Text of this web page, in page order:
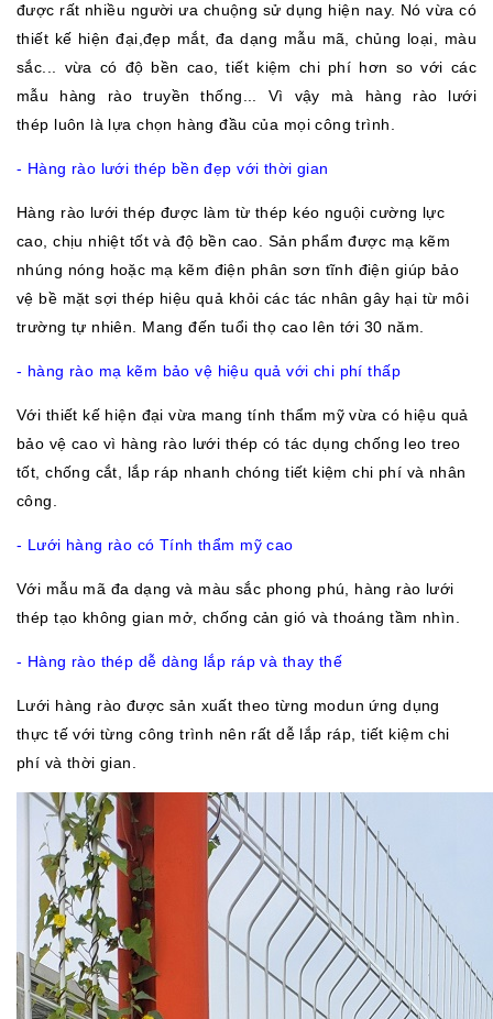
được rất nhiều người ưa chuộng sử dụng hiện nay. Nó vừa có
thiết kế hiện đại,đẹp mắt, đa dạng mẫu mã, chủng loại, màu
sắc... vừa có độ bền cao, tiết kiệm chi phí hơn so với các
mẫu hàng rào truyền thống... Vì vậy mà hàng rào lưới
thép luôn là lựa chọn hàng đầu của mọi công trình.
- Hàng rào lưới thép bền đẹp với thời gian
Hàng rào lưới thép được làm từ thép kéo nguội cường lực
cao, chịu nhiệt tốt và độ bền cao. Sản phẩm được mạ kẽm
nhúng nóng hoặc mạ kẽm điện phân sơn tĩnh điện giúp bảo
vệ bề mặt sợi thép hiệu quả khỏi các tác nhân gây hại từ môi
trường tự nhiên. Mang đến tuổi thọ cao lên tới 30 năm.
- hàng rào mạ kẽm bảo vệ hiệu quả với chi phí thấp
Với thiết kế hiện đại vừa mang tính thẩm mỹ vừa có hiệu quả
bảo vệ cao vì hàng rào lưới thép có tác dụng chống leo treo
tốt, chống cắt, lắp ráp nhanh chóng tiết kiệm chi phí và nhân
công.
- Lưới hàng rào có Tính thẩm mỹ cao
Với mẫu mã đa dạng và màu sắc phong phú, hàng rào lưới
thép tạo không gian mở, chống cản gió và thoáng tầm nhìn.
- Hàng rào thép dễ dàng lắp ráp và thay thế
Lưới hàng rào được sản xuất theo từng modun ứng dụng
thực tế với từng công trình nên rất dễ lắp ráp, tiết kiệm chi
phí và thời gian.